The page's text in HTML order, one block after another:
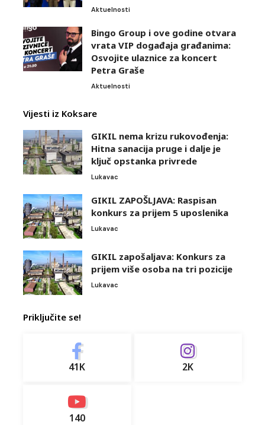
Aktuelnosti
Bingo Group i ove godine otvara
vrata VIP događaja građanima:
Osvojite ulaznice za koncert
Petra Graše
Aktuelnosti
Vijesti iz Koksare
GIKIL nema krizu rukovođenja:
Hitna sanacija pruge i dalje je
ključ opstanka privrede
Lukavac
GIKIL ZAPOŠLJAVA: Raspisan
konkurs za prijem 5 uposlenika
Lukavac
GIKIL zapošaljava: Konkurs za
prijem više osoba na tri pozicije
Lukavac
Priključite se!
41K 2K
140